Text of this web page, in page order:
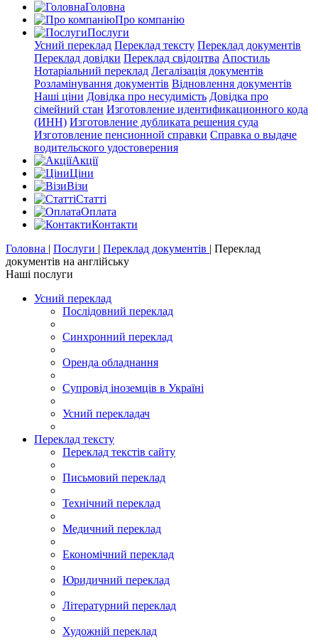
Головна
Про компанію
Послуги
Усний переклад Переклад тексту Переклад документів
Переклад довідки Переклад свідоцтва Апостиль
Нотаріальний переклад Легалізація документів
Розламінування документів Відновлення документів
Наші ціни Довідка про несудимість Довідка про
сімейний стан Изготовление идентификационного кода
(ИНН) Изготовление дубликата решения суда
Изготовление пенсионной справки Справка о выдаче
водительского удостоверения
Акції
Цiни
Візи
Статті
Оплата
Контакти
Головна | Послуги | Переклад документів | Переклад
документів на англійську
Наші послуги
Усний переклад
Послідовний переклад
Синхронний переклад
Оренда обладнання
Супровід іноземців в Україні
Усний перекладач
Переклад тексту
Переклад текстів сайту
Письмовий переклад
Технічний переклад
Медичний переклад
Економічний переклад
Юридичний переклад
Літературний переклад
Художній переклад